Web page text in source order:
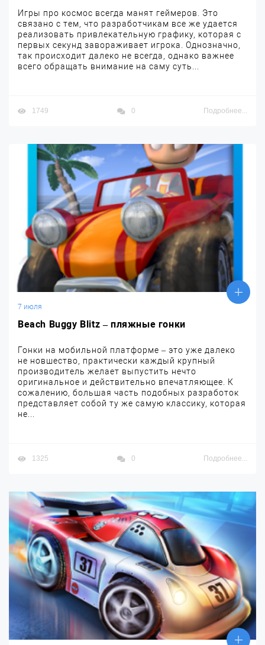
Игры про космос всегда манят геймеров. Это
связано с тем, что разработчикам все же удается
реализовать привлекательную графику, которая с
первых секунд завораживает игрока. Однозначно,
так происходит далеко не всегда, однако важнее
всего обращать внимание на саму суть...
1749 0 Подробнее...
7 июля
Beach Buggy Blitz – пляжные гонки
Гонки на мобильной платформе – это уже далеко
не новшество, практически каждый крупный
производитель желает выпустить нечто
оригинальное и действительно впечатляющее. К
сожалению, большая часть подобных разработок
представляет собой ту же самую классику, которая
не...
1325 0 Подробнее...